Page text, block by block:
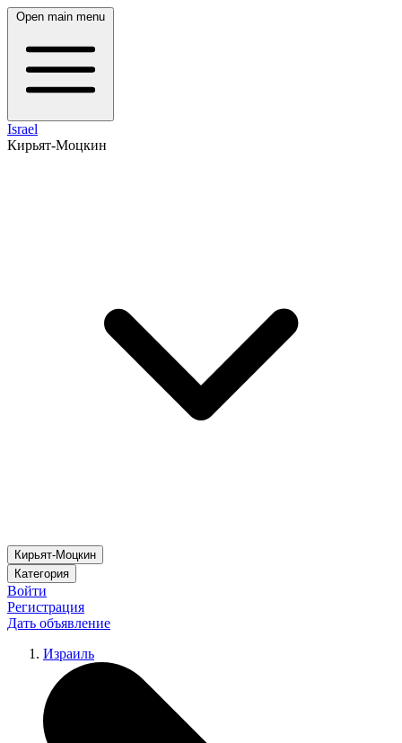
Open main menu
Israel
Кирьят-Моцкин
Кирьят-Моцкин
Категория
Войти
Регистрация
Дать объявление
Израиль